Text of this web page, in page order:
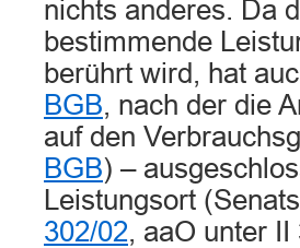
nichts anderes. Da
bestimmende
berührt wird, hat
BGB, nach der die
auf den
BGB) –
Leistungsort
302/02, aaO unter II